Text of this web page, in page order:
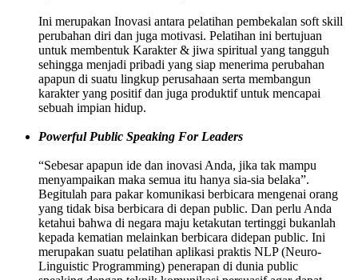
Ini merupakan Inovasi antara pelatihan pembekalan soft skill
perubahan diri dan juga motivasi. Pelatihan ini bertujuan
untuk membentuk Karakter & jiwa spiritual yang tangguh
sehingga menjadi pribadi yang siap menerima perubahan
apapun di suatu lingkup perusahaan serta membangun
karakter yang positif dan juga produktif untuk mencapai
sebuah impian hidup.
Powerful Public Speaking For Leaders
“Sebesar apapun ide dan inovasi Anda, jika tak mampu
menyampaikan maka semua itu hanya sia-sia belaka”.
Begitulah para pakar komunikasi berbicara mengenai orang
yang tidak bisa berbicara di depan public. Dan perlu Anda
ketahui bahwa di negara maju ketakutan tertinggi bukanlah
kepada kematian melainkan berbicara didepan public. Ini
merupakan suatu pelatihan aplikasi praktis NLP (Neuro-
Linguistic Programming) penerapan di dunia public